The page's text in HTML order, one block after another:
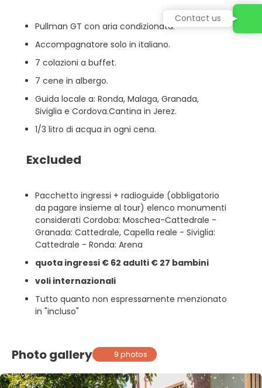
Pullman GT con aria condizionata.
Accompagnatore solo in italiano.
7 colazioni a buffet.
7 cene in albergo.
Guida locale a: Ronda, Malaga, Granada,
Siviglia e Cordova.Cantina in Jerez.
1/3 litro di acqua in ogni cena.
Excluded
Pacchetto ingressi + radioguide (obbligatorio
da pagare insieme al tour) elenco monumenti
considerati Cordoba: Moschea-Cattedrale -
Granada: Cattedrale, Capella reale - Siviglia:
Cattedrale - Ronda: Arena
quota ingressi € 62 adulti € 27 bambini
voli internazionali
Tutto quanto non espressamente menzionato
in "incluso"
Photo gallery 9 photos
Contact us